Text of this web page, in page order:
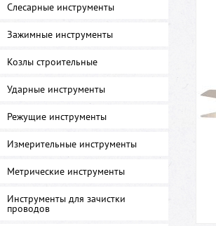
Слесарные инструменты
Зажимные инструменты
Козлы строительные
Ударные инструменты
Режущие инструменты
Измерительные инструменты
Метрические инструменты
Инструменты для зачистки
проводов